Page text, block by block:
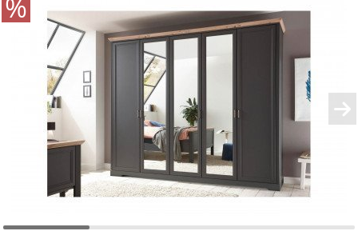
Möbel-
Konfigurator
0%
Finanzierung
Markenwelt
Letz-